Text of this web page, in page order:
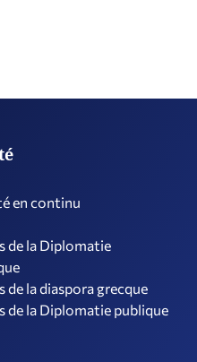
en continu
de la Diplomatie
de la diaspora grecque
de la Diplomatie publique